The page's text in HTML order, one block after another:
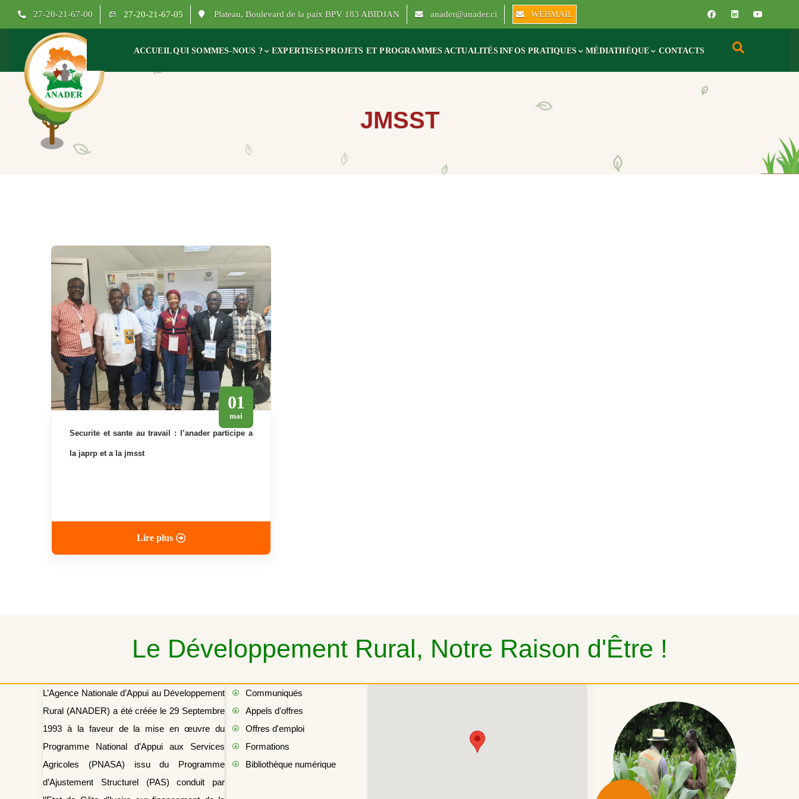
27-20-21-67-00 27-20-21-67-05 Plateau, Boulevard de la paix BPV 183 ABIDJAN anader@anader.ci WEBMAIL
ACCUEILQUI SOMMES-NOUS ? EXPERTISESPROJETS ET PROGRAMMES ACTUALITÉSINFOS PRATIQUES MÉDIATHÈQUE CONTACTS
JMSST
01
mai
securite et sante au travail : l’anader participe a
la japrp et a la jmsst
Lire plus
Le Développement Rural, Notre Raison d'Être !
L’Agence Nationale d’Appui au Développement
Rural (ANADER) a été créée le 29 Septembre
1993 à la faveur de la mise en œuvre du
Programme National d’Appui aux Services
Agricoles (PNASA) issu du Programme
d’Ajustement Structurel (PAS) conduit par
Communiqués
Appels d'offres
Offres d'emploi
Formations
Bibliothèque numérique